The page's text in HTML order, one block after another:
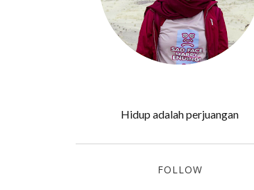
Hidup adalah perjuangan
FOLLOW